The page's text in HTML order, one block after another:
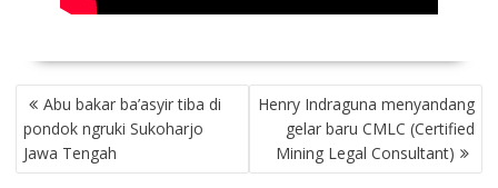
P
O
S
T
Abu bakar ba’asyir tiba di
pondok ngruki Sukoharjo
Jawa Tengah
Henry Indraguna menyandang
gelar baru CMLC (Certified
Mining Legal Consultant)